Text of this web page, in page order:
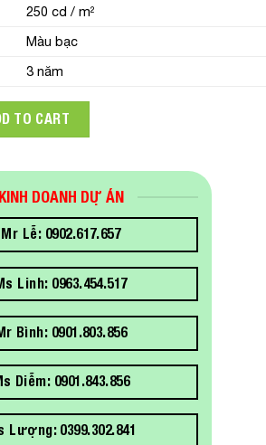
250 cd / m²
Màu bạc
3 năm
Vision E22-28 (62B9MAR4WW) 21.5-
TO CART
KINH DOANH DỰ ÁN
Mr Lễ: 0902.617.657
Linh: 0963.454.517
Bình: 0901.803.856
Diễm: 0901.843.856
Lượng: 0399.302.841